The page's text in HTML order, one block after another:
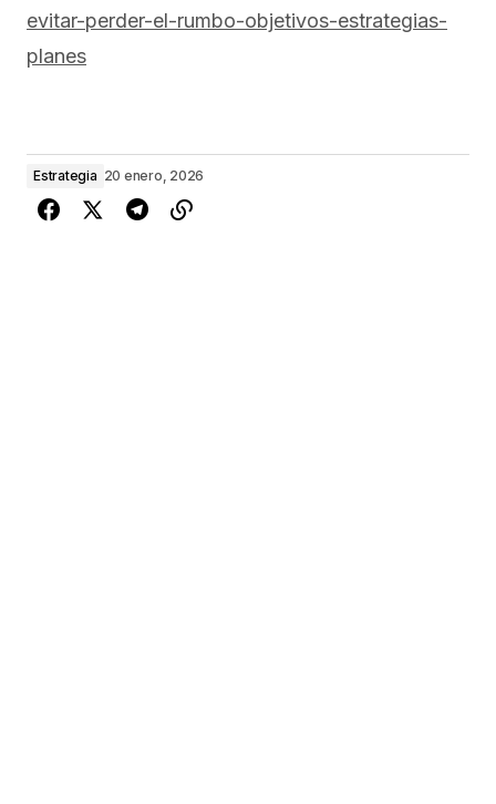
evitar-perder-el-rumbo-objetivos-estrategias-
planes
Estrategia 20 enero, 2026